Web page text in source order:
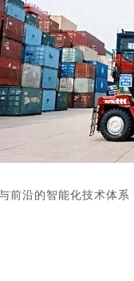
前沿的智能化技术体系